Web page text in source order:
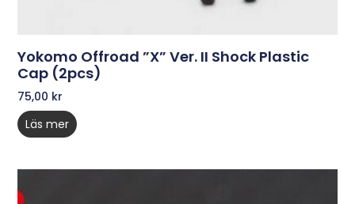
Yokomo Offroad ”X” Ver. II Shock Plastic
Cap (2pcs)
75,00 kr
Läs mer